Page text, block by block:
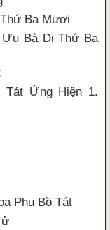
Ba Mươi
Ưu Bà Di Thứ Ba
Tát Ứng Hiện 1.
Phu Bồ Tát